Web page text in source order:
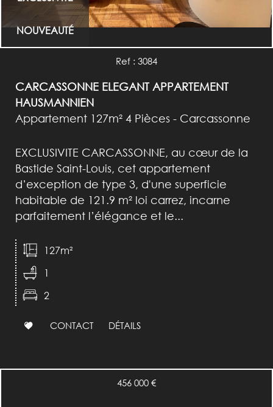
NOUVEAUTÉ
Ref : 3084
CARCASSONNE ELEGANT APPARTEMENT
HAUSMANNIEN
Appartement 127m² 4 Pièces - Carcassonne
EXCLUSIVITE CARCASSONNE, au cœur de la
Bastide Saint-Louis, cet appartement
d’exception de type 3, d'une superficie
habitable de 121.9 m² loi carrez, incarne
parfaitement l’élégance et le...
127m²
1
2
CONTACT DÉTAILS
456 000 €